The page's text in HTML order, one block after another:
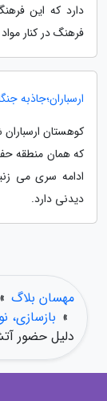
دارد که این
فرهنگ در کنار
ارسباران؛جاذبه
کوهستان
که همان منطقه
ادامه سری می
دیدنی دارد.
مهسان بلاگ »
» بازسازی،
دلیل حضور